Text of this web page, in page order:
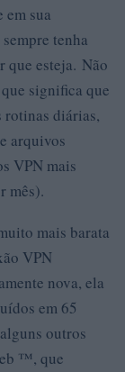
em sua
tenha
que esteja. Não
significa que
rotinas diárias,
arquivos
VPN mais
mês).
mais barata
VPN
nova, ela
em 65
outros
™, que